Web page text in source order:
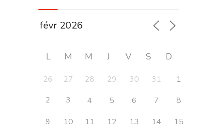
L M M J V S D
26 27 28 29 30 31
1
2
3 4 5 6 7
8
9
10 11 12 13 14 15